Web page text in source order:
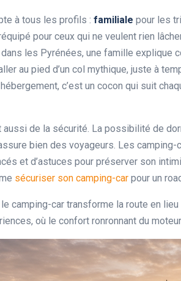
à tous les profils : familiale pour les
pour ceux qui ne veulent rien
dans les Pyrénées, une famille explique
au pied d’un col mythique, juste à
c’est un cocon qui suit
aussi de la sécurité. La possibilité de
bien des voyageurs. Les
et d’astuces pour préserver son
sécuriser son camping-car pour un
camping-car transforme la route en
où le confort ronronnant du